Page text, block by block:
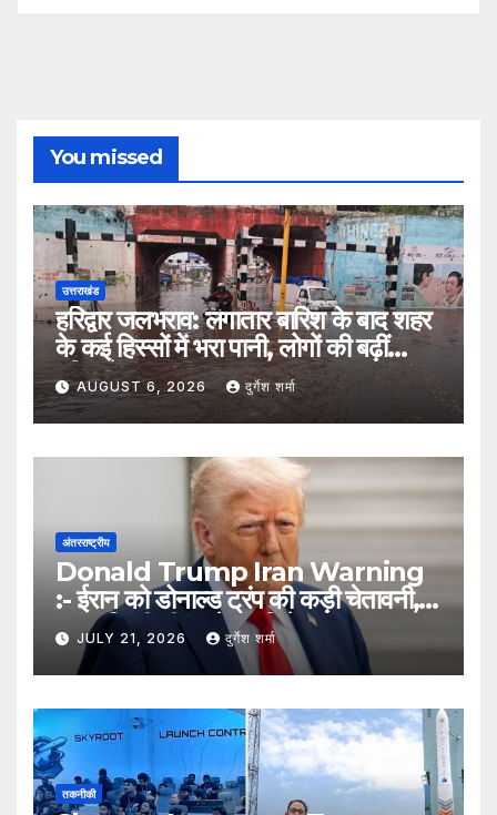
You missed
उत्तराखंड
हरिद्वार जलभराव: लगातार बारिश के बाद शहर
के कई हिस्सों में भरा पानी, लोगों की बढ़ीं
मुश्किलें
AUGUST 6, 2026 दुर्गेश शर्मा
अंतरराष्ट्रीय
Donald Trump Iran Warning
:- ईरान को डोनाल्ड ट्रंप की कड़ी चेतावनी,
कहा- किसी भी हमले का मिलेगा करारा जवाब
JULY 21, 2026 दुर्गेश शर्मा
तकनीकी